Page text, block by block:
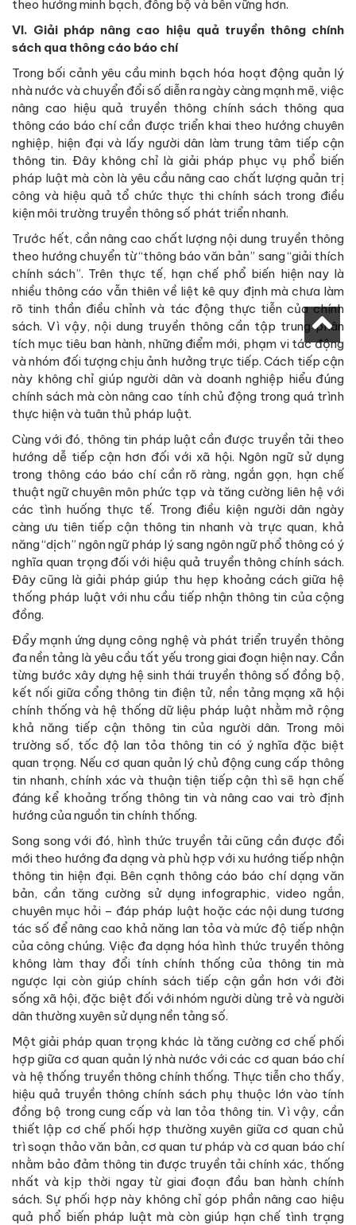
theo hướng minh bạch, đồng bộ và bền vững hơn.
VI. Giải pháp nâng cao hiệu quả truyền thông chính
sách qua thông cáo báo chí
Trong bối cảnh yêu cầu minh bạch hóa hoạt động quản lý
nhà nước và chuyển đổi số diễn ra ngày càng mạnh mẽ, việc
nâng cao hiệu quả truyền thông chính sách thông qua
thông cáo báo chí cần được triển khai theo hướng chuyên
nghiệp, hiện đại và lấy người dân làm trung tâm tiếp cận
thông tin. Đây không chỉ là giải pháp phục vụ phổ biến
pháp luật mà còn là yêu cầu nâng cao chất lượng quản trị
công và hiệu quả tổ chức thực thi chính sách trong điều
kiện môi trường truyền thông số phát triển nhanh.
Trước hết, cần nâng cao chất lượng nội dung truyền thông
theo hướng chuyển từ “thông báo văn bản” sang “giải thích
chính sách”. Trên thực tế, hạn chế phổ biến hiện nay là
nhiều thông cáo vẫn thiên về liệt kê quy định mà chưa làm
rõ tinh thần điều chỉnh và tác động thực tiễn của chính
sách. Vì vậy, nội dung truyền thông cần tập trung phân
tích mục tiêu ban hành, những điểm mới, phạm vi tác động
và nhóm đối tượng chịu ảnh hưởng trực tiếp. Cách tiếp cận
này không chỉ giúp người dân và doanh nghiệp hiểu đúng
chính sách mà còn nâng cao tính chủ động trong quá trình
thực hiện và tuân thủ pháp luật.
Cùng với đó, thông tin pháp luật cần được truyền tải theo
hướng dễ tiếp cận hơn đối với xã hội. Ngôn ngữ sử dụng
trong thông cáo báo chí cần rõ ràng, ngắn gọn, hạn chế
thuật ngữ chuyên môn phức tạp và tăng cường liên hệ với
các tình huống thực tế. Trong điều kiện người dân ngày
càng ưu tiên tiếp cận thông tin nhanh và trực quan, khả
năng “dịch” ngôn ngữ pháp lý sang ngôn ngữ phổ thông có ý
nghĩa quan trọng đối với hiệu quả truyền thông chính sách.
Đây cũng là giải pháp giúp thu hẹp khoảng cách giữa hệ
thống pháp luật với nhu cầu tiếp nhận thông tin của cộng
đồng.
Đẩy mạnh ứng dụng công nghệ và phát triển truyền thông
đa nền tảng là yêu cầu tất yếu trong giai đoạn hiện nay. Cần
từng bước xây dựng hệ sinh thái truyền thông số đồng bộ,
kết nối giữa cổng thông tin điện tử, nền tảng mạng xã hội
chính thống và hệ thống dữ liệu pháp luật nhằm mở rộng
khả năng tiếp cận thông tin của người dân. Trong môi
trường số, tốc độ lan tỏa thông tin có ý nghĩa đặc biệt
quan trọng. Nếu cơ quan quản lý chủ động cung cấp thông
tin nhanh, chính xác và thuận tiện tiếp cận thì sẽ hạn chế
đáng kể khoảng trống thông tin và nâng cao vai trò định
hướng của nguồn tin chính thống.
Song song với đó, hình thức truyền tải cũng cần được đổi
mới theo hướng đa dạng và phù hợp với xu hướng tiếp nhận
thông tin hiện đại. Bên cạnh thông cáo báo chí dạng văn
bản, cần tăng cường sử dụng infographic, video ngắn,
chuyên mục hỏi – đáp pháp luật hoặc các nội dung tương
tác số để nâng cao khả năng lan tỏa và mức độ tiếp nhận
của công chúng. Việc đa dạng hóa hình thức truyền thông
không làm thay đổi tính chính thống của thông tin mà
ngược lại còn giúp chính sách tiếp cận gần hơn với đời
sống xã hội, đặc biệt đối với nhóm người dùng trẻ và người
dân thường xuyên sử dụng nền tảng số.
Một giải pháp quan trọng khác là tăng cường cơ chế phối
hợp giữa cơ quan quản lý nhà nước với các cơ quan báo chí
và hệ thống truyền thông chính thống. Thực tiễn cho thấy,
hiệu quả truyền thông chính sách phụ thuộc lớn vào tính
đồng bộ trong cung cấp và lan tỏa thông tin. Vì vậy, cần
thiết lập cơ chế phối hợp thường xuyên giữa cơ quan chủ
trì soạn thảo văn bản, cơ quan tư pháp và cơ quan báo chí
nhằm bảo đảm thông tin được truyền tải chính xác, thống
nhất và kịp thời ngay từ giai đoạn đầu ban hành chính
sách. Sự phối hợp này không chỉ góp phần nâng cao hiệu
quả phổ biến pháp luật mà còn giúp hạn chế tình trạng